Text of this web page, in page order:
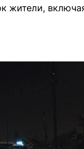
жители,